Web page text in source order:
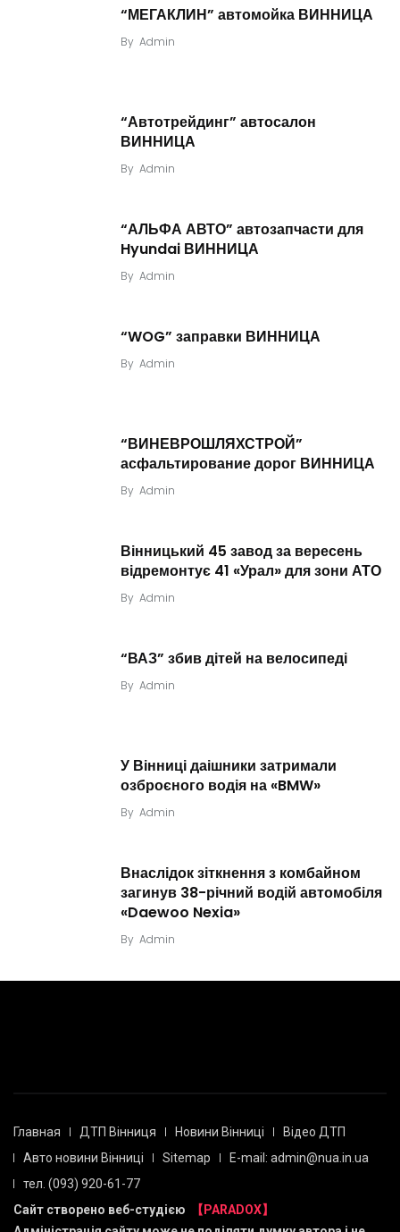
“МЕГАКЛИН” автомойка ВИННИЦА
By Admin
“Автотрейдинг” автосалон
ВИННИЦА
By Admin
“АЛЬФА АВТО” автозапчасти для
Hyundai ВИННИЦА
By Admin
“WOG” заправки ВИННИЦА
By Admin
“ВИНЕВРОШЛЯХСТРОЙ”
асфальтирование дорог ВИННИЦА
By Admin
Вінницький 45 завод за вересень
відремонтує 41 «Урал» для зони АТО
By Admin
“ВАЗ” збив дітей на велосипеді
By Admin
У Вінниці даішники затримали
озброєного водія на «BMW»
By Admin
Внаслідок зіткнення з комбайном
загинув 38-річний водій автомобіля
«Daewoo Nexia»
By Admin
Главная ДТП Вінниця Новини Вінниці
Відео ДТП
Авто новини Вінниці
Sitemap
E-mail: admin@nua.in.ua
тел. (093) 920-61-77
Сайт створено веб-студією
【PARADOX】